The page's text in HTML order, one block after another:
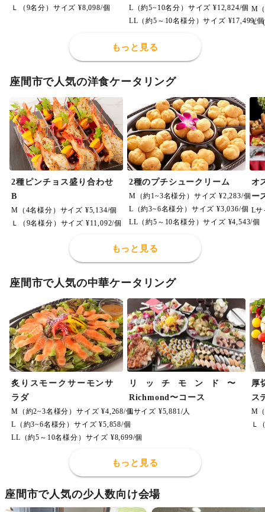
Ｌ（9名分）サイズ ¥8,098/個
L（約5~10名分）サイズ ¥12,824/個
LL（約5～10名様分）サイズ ¥17,499/個
M
Ｌ
もっと見る
座間市で人気の洋食ケータリング
2種ピンチョス盛り合わせ
B
M（4名様分）サイズ ¥5,134/個
Ｌ（9名様分）サイズ ¥11,092/個
2種のプチシュークリーム
M（約1~3名様分）サイズ ¥2,283/個
L（約3~6名様分）サイズ ¥3,036/個
LL（約5～10名様分）サイズ ¥4,543/個
オ
ー
Lサ
もっと見る
座間市で人気の中華ケータリング
炙りスモークサーモンサ
ラダ
M（約2~3名様分）サイズ ¥4,268/個
L（約3~6名様分）サイズ ¥5,858/個
LL（約5～10名様分）サイズ ¥8,699/個
リッチモンド〜
Richmond〜コース
Lサイズ ¥5,881/人
厚
ス
M
Ｌ
もっと見る
座間市で人気の少人数向け会場